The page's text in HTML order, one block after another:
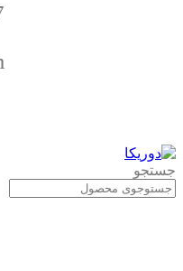
جستجو